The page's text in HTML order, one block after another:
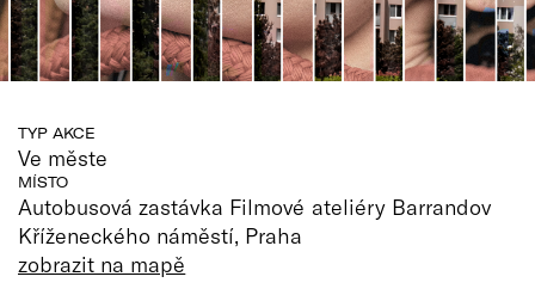
TYP AKCE
Ve měste
MÍSTO
Autobusová zastávka Filmové ateliéry Barrandov
Kříženeckého náměstí, Praha
zobrazit na mapě